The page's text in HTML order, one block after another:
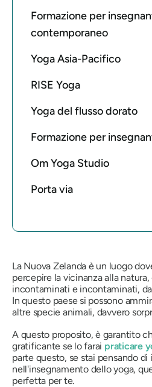
Formazione per
contemporaneo
Yoga Asia-Pacifico
RISE Yoga
Yoga del flusso dorato
Formazione per
Om Yoga Studio
Porta via
La Nuova Zelanda è un luogo
percepire la vicinanza alla
incontaminati e incontaminati,
In questo paese si possono
altre specie animali, davvero
A questo proposito, è garantito
gratificante se lo farai praticare
parte questo, se stai pensando di
nell'insegnamento dello yoga,
perfetta per te.